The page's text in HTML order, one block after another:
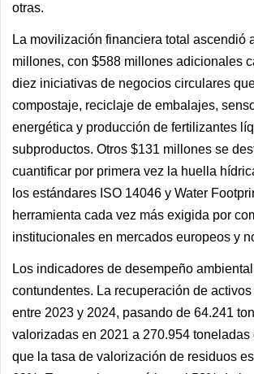
otras.
La movilización financiera total ascendió
millones, con $588 millones adicionales
diez iniciativas de negocios circulares
compostaje, reciclaje de embalajes,
energética y producción de fertilizantes
subproductos. Otros $131 millones se
cuantificar por primera vez la huella
los estándares ISO 14046 y Water
herramienta cada vez más exigida por
institucionales en mercados europeos y
Los indicadores de desempeño
contundentes. La recuperación de
entre 2023 y 2024, pasando de 64.241
valorizadas en 2021 a 270.954 toneladas
que la tasa de valorización de residuos